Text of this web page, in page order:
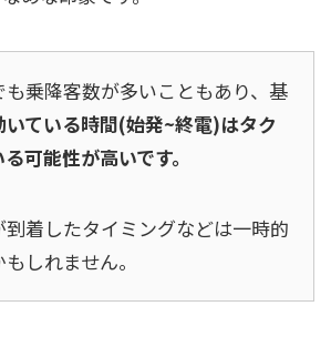
乗降客数が多いこともあり、基
いている時間(始発~終電)はタク
可能性が高いです。
着したタイミングなどは一時的
しれません。